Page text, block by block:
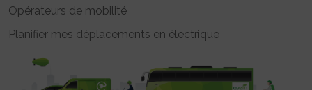
Opérateurs de mobilité
Planifier mes déplacements en électrique